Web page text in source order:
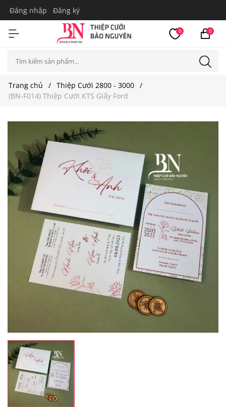
Đăng nhập Đăng ký
0 0
Trang chủ
Thiệp Cưới 2800 - 3000
(BN-F014) Thiệp Cưới KTS Giấy Ford